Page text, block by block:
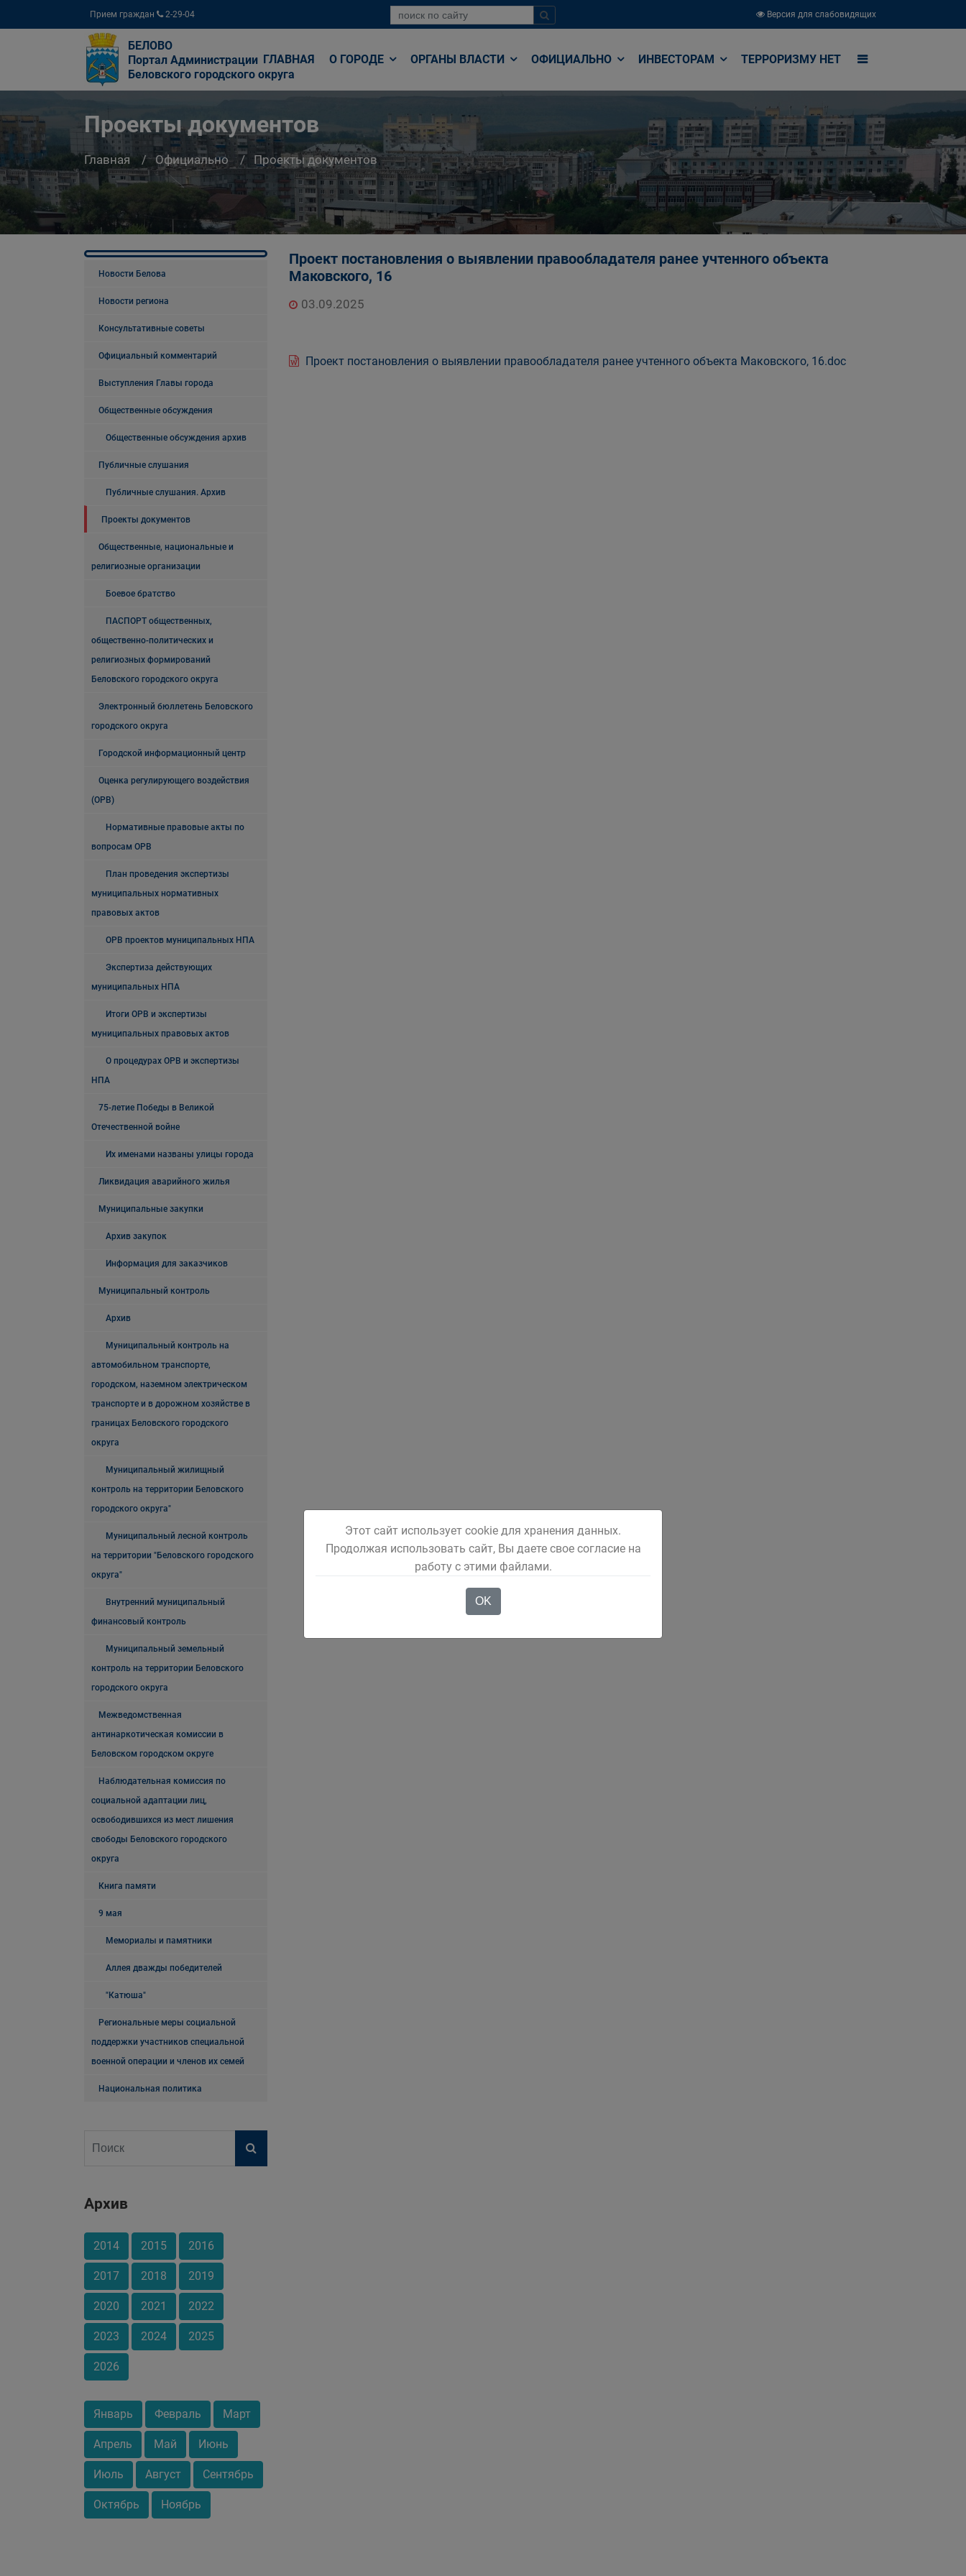
Прием граждан 2-29-04 Версия для слабовидящих
БЕЛОВО
Портал Администрации
Беловского городского округа
ГЛАВНАЯ О ГОРОДЕ ОРГАНЫ ВЛАСТИ ОФИЦИАЛЬНО ИНВЕСТОРАМ ТЕРРОРИЗМУ НЕТ
Проекты документов
Главная Официально Проекты документов
Новости Белова
Новости региона
Консультативные советы
Официальный комментарий
Выступления Главы города
Общественные обсуждения
Общественные обсуждения архив
Публичные слушания
Публичные слушания. Архив
Проекты документов
Общественные, национальные и
религиозные организации
Боевое братство
ПАСПОРТ общественных,
общественно-политических и
религиозных формирований
Беловского городского округа
Электронный бюллетень Беловского
городского округа
Городской информационный центр
Оценка регулирующего воздействия
(ОРВ)
Нормативные правовые акты по
вопросам ОРВ
План проведения экспертизы
муниципальных нормативных
правовых актов
ОРВ проектов муниципальных НПА
Экспертиза действующих
муниципальных НПА
Итоги ОРВ и экспертизы
муниципальных правовых актов
О процедурах ОРВ и экспертизы
НПА
75-летие Победы в Великой
Отечественной войне
Их именами названы улицы города
Ликвидация аварийного жилья
Муниципальные закупки
Архив закупок
Информация для заказчиков
Муниципальный контроль
Архив
Муниципальный контроль на
автомобильном транспорте,
городском, наземном электрическом
транспорте и в дорожном хозяйстве в
границах Беловского городского
округа
Муниципальный жилищный
контроль на территории Беловского
городского округа"
Муниципальный лесной контроль
на территории "Беловского городского
округа"
Внутренний муниципальный
финансовый контроль
Муниципальный земельный
контроль на территории Беловского
городского округа
Межведомственная
антинаркотическая комиссии в
Беловском городском округе
Наблюдательная комиссия по
социальной адаптации лиц,
освободившихся из мест лишения
свободы Беловского городского
округа
Книга памяти
9 мая
Мемориалы и памятники
Аллея дважды победителей
"Катюша"
Региональные меры социальной
поддержки участников специальной
военной операции и членов их семей
Национальная политика
Архив
2014 2015 2016
2017 2018 2019
2020 2021 2022
2023 2024 2025
2026
Январь Февраль Март
Апрель Май Июнь
Июль Август Сентябрь
Октябрь Ноябрь
Проект постановления о выявлении правообладателя ранее учтенного объекта
Маковского, 16
03.09.2025
Проект постановления о выявлении правообладателя ранее учтенного объекта Маковского, 16.doc
Этот сайт использует cookie для хранения данных.
Продолжая использовать сайт, Вы даете свое согласие на
работу с этими файлами.
OK